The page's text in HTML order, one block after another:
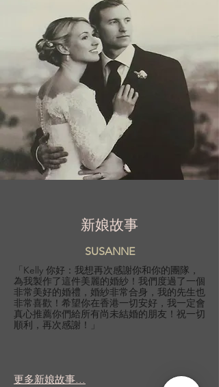
新娘故事
SUSANNE
「Kelly 你好：我想再次感謝你和你的團隊，
為我製作了這件美麗的婚紗！我們度過了一個
非常美好的婚禮，婚紗非常合身，我的先生也
非常喜歡！希望你在香港一切安好，我一定會
真心推薦你們給所有尚未結婚的朋友！祝一切
順利，再次感謝！」
更多新娘故事...